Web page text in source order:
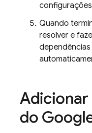
Quando
resolver e
Adicionar
do